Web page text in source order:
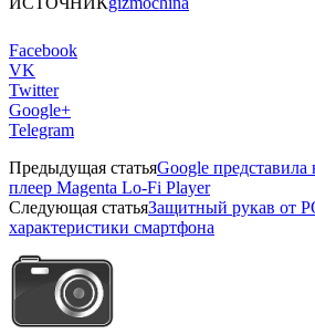
Facebook
VK
Twitter
Google+
Telegram
Предыдущая статьяGoogle
плеер Magenta Lo-Fi Player
Следующая статьяЗащитный рукав от
характеристики смартфона